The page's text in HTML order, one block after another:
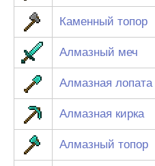
Каменный топор
Алмазный меч
Алмазная лопата
Алмазная кирка
Алмазный топор